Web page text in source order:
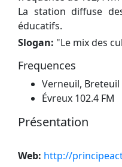
La station diffuse
éducatifs.
Slogan: "Le mix des
Frequences
Verneuil, Breteuil
Évreux 102.4 FM
Présentation
Web: http://